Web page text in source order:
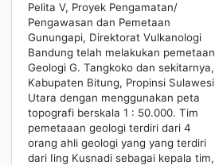
Pelita V, Proyek Pengamatan/
Pengawasan dan Pemetaan
Gunungapi, Direktorat Vulkanologi
Bandung telah melakukan pemetaan
Geologi G. Tangkoko dan sekitarnya,
Kabupaten Bitung, Propinsi Sulawesi
Utara dengan menggunakan peta
topografi berskala 1 : 50.000. Tim
pemetaaan geologi terdiri dari 4
orang ahli geologi yang yang terdiri
dari Iing Kusnadi sebagai kepala tim,